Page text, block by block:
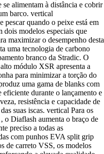
alimentam à distância e cobrir
barco. vertical
pescar quando o peixe está em
dois modelos especiais que
maximizar o desempenho desta
uma tecnologia de carbono
branco da Stradic. O
módulo XSR apresenta a
para minimizar a torção do
uma gama de blanks com
eficiente durante o lançamento e
resistência e capacidade de
suas iscas. vertical Para os
o Diaflash aumenta o braço de
preciso a todas as
com punhos EVA split grip
de carreto VSS, os modelos